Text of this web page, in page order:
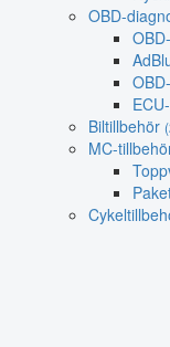
OBD-
Biltillbehör
MC-